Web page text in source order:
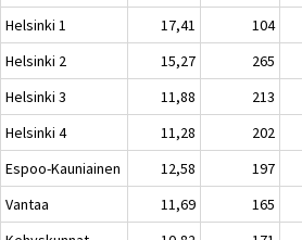
Helsinki 1
17,41 104
Helsinki 2
15,27 265
Helsinki 3
11,88 213
Helsinki 4
11,28 202
Espoo-Kauniainen
12,58 197
Vantaa
11,69 165